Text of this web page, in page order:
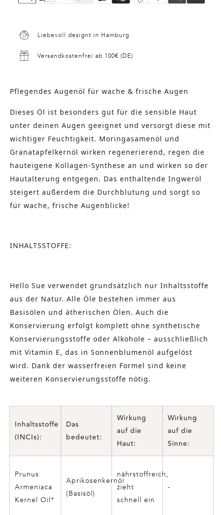
Liebevoll designt in Hamburg
Versandkostenfrei ab 100€ (DE)
Pflegendes Augenöl für wache & frische Augen
Dieses Öl ist besonders gut für die sensible Haut
unter deinen Augen geeignet und versorgt diese mit
wichtiger Feuchtigkeit. Moringasamenöl und
Granatapfelkernöl wirken regenerierend, regen die
hauteigene Kollagen-Synthese an und wirken so der
Hautalterung entgegen. Das enthaltende Ingweröl
steigert außerdem die Durchblutung und sorgt so
für wache, frische Augenblicke!
INHALTSSTOFFE:
Hello Sue verwendet grundsätzlich nur Inhaltsstoffe
aus der Natur. Alle Öle bestehen immer aus
Basisölen und ätherischen Ölen. Auch die
Konservierung erfolgt komplett ohne synthetische
Konservierungsstoffe oder Alkohole – ausschließlich
mit Vitamin E, das in Sonnenblumenöl aufgelöst
wird. Dank der wasserfreien Formel sind keine
weiteren Konservierungsstoffe nötig.
Inhaltsstoffe
(INCIs):
Das
bedeutet:
Wirkung
auf die
Haut:
Wirkung
auf die
Sinne:
Prunus
Armeniaca
Kernel Oil*
Aprikosenkernöl
(Basisöl)
nährstoffreich,
zieht
schnell ein
-